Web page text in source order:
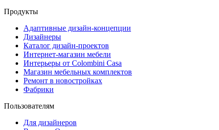
Продукты
Адаптивные дизайн-концепции
Дизайнеры
Каталог дизайн-проектов
Интернет-магазин мебели
Интерьеры от Colombini Casa
Магазин мебельных комплектов
Ремонт в новостройках
Фабрики
Пользователям
Для дизайнеров